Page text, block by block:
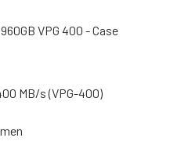
VPG 400 - Case
MB/s (VPG-400)